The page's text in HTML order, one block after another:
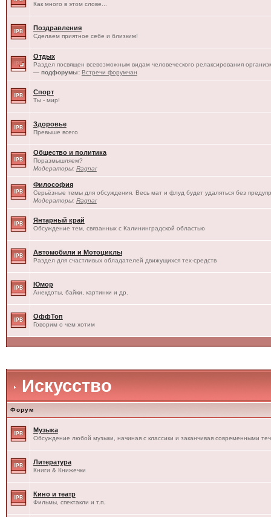
Как много в этом слове...
Поздравления
Сделаем приятное себе и близким!
Отдых
Раздел посвящен всевозможным видам человеческого релаксирования
— подфорумы: Встречи форумчан
Спорт
Ты - мир!
Здоровье
Превыше всего
Общество и политика
Поразмышляем?
Модераторы: Ragnar
Философия
Серьёзные темы для обсуждения. Весь мат и флуд будет удаляться без
Модераторы: Ragnar
Янтарный край
Обсуждение тем, связанных с Калининградской областью
Автомобили и Мотоциклы
Раздел для счастливых обладателей движущихся тех-средств
Юмор
Анекдоты, байки, картинки и др.
ОффТоп
Говорим о чем хотим
Искусство
Форум
Музыка
Обсуждение любой музыки, начиная с классики и заканчивая современными
Литература
Книги & Книжечки
Кино и театр
Фильмы, спектакли и т.п.